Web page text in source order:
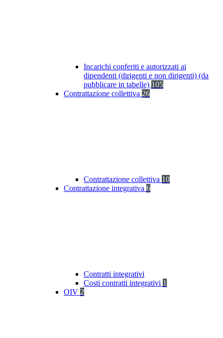
Incarichi conferiti e autorizzati ai
dipendenti (dirigenti e non dirigenti) (da
pubblicare in tabelle) 105
Contrattazione collettiva 26
Contrattazione collettiva 10
Contrattazione integrativa 6
Contratti integrativi
Costi contratti integrativi 1
OIV 2